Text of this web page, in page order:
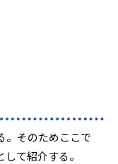
。そのためここで
て紹介する。